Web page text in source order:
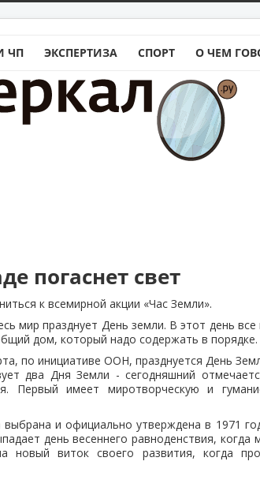
ЧП ЭКСПЕРТИЗА СПОРТ О ЧЕМ
погаснет свет
к всемирной акции «Час Земли».
мир празднует День земли. В этот день
дом, который надо содержать в порядке.
по инициативе ООН, празднуется День
два Дня Земли - сегодняшний
Первый имеет миротворческую и
и официально утверждена в 1971
день весеннего равноденствия, когда
новый виток своего развития, когда